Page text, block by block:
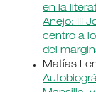
en la
Anejo: III
centro a
del
Matías